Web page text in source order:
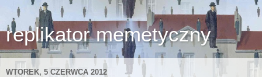
replikator memetyczny
WTOREK, 5 CZERWCA 2012